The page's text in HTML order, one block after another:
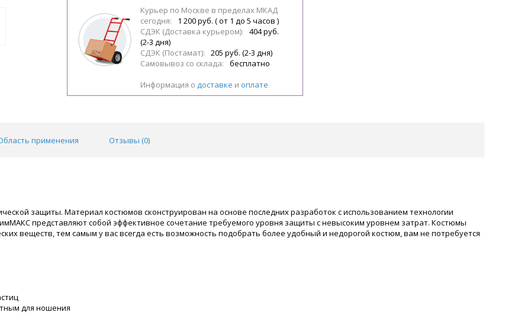
Курьер по Москве в пределах МКАД
сегодня:
1 200 руб. ( от 1 до 5 часов )
СДЭК (Доставка курьером):
404 руб.
(2-3 дня)
СДЭК (Постамат):
205 руб. (2-3 дня)
Самовывоз со склада:
бесплатно
Информация о доставке и оплате
применения Отзывы (0)
защиты. Материал костюмов сконструирован на основе последних разработок с использованием технологии
представляют собой эффективное сочетание требуемого уровня защиты с невысоким уровнем затрат. Костюмы
веществ, тем самым у вас всегда есть возможность подобрать более удобный и недорогой костюм, вам не потребуется
для ношения